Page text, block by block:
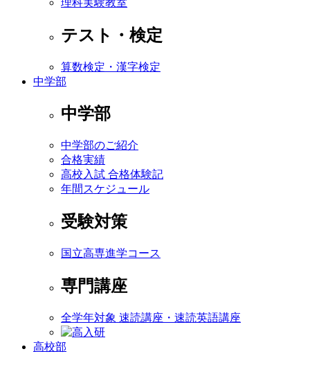
テスト・検定
算数検定・漢字検定
中学部
中学部
中学部のご紹介
合格実績
高校入試 合格体験記
年間スケジュール
受験対策
国立高専進学コース
専門講座
全学年対象 速読講座・速読英語講座
高校部